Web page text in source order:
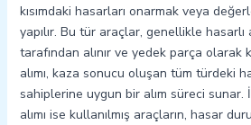
kısımdaki hasarları onarmak veya
yapılır. Bu tür araçlar, genellikle
tarafından alınır ve yedek parça olarak
alımı, kaza sonucu oluşan tüm türdeki
sahiplerine uygun bir alım süreci sunar.
alımı ise kullanılmış araçların, hasar